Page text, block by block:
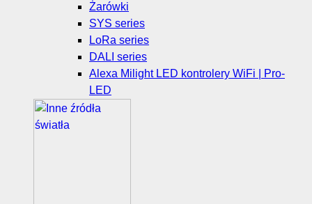
Żarówki
SYS series
LoRa series
DALI series
Alexa Milight LED kontrolery WiFi | Pro-
LED